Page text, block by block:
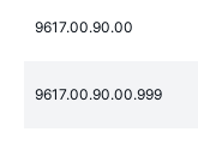
9617.00.90.00
9617.00.90.00.999